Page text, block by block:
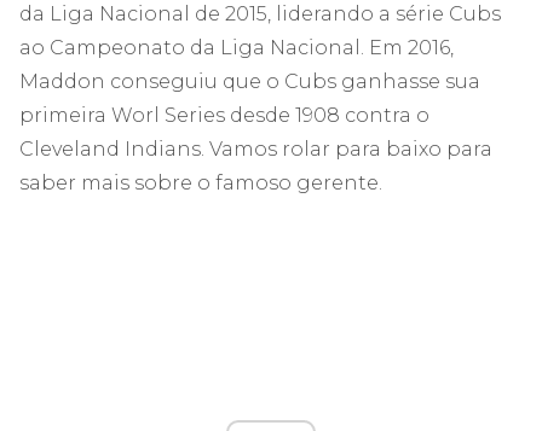
da Liga Nacional de 2015, liderando a série Cubs
ao Campeonato da Liga Nacional. Em 2016,
Maddon conseguiu que o Cubs ganhasse sua
primeira Worl Series desde 1908 contra o
Cleveland Indians. Vamos rolar para baixo para
saber mais sobre o famoso gerente.